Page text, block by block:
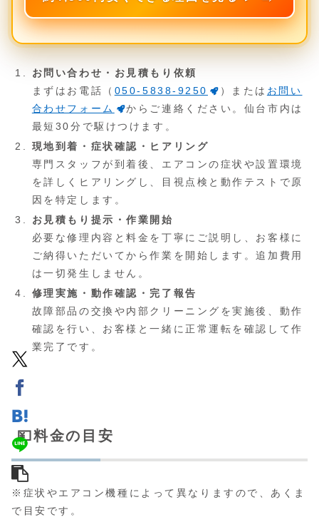
お問い合わせ・お見積もり依頼
まずはお電話（ 050-5838-9250 ）または お問い
合わせフォーム
からご連絡ください。仙台市内は
最短30分で駆けつけます。
現地到着・症状確認・ヒアリング
専門スタッフが到着後、エアコンの症状や設置環境
を詳しくヒアリングし、目視点検と動作テストで原
因を特定します。
お見積もり提示・作業開始
必要な修理内容と料金を丁寧にご説明し、お客様に
ご納得いただいてから作業を開始します。追加費用
は一切発生しません。
修理実施・動作確認・完了報告
故障部品の交換や内部クリーニングを実施後、動作
確認を行い、お客様と一緒に正常運転を確認して作
業完了です。
💴料金の目安
※症状やエアコン機種によって異なりますので、あくま
で目安です。